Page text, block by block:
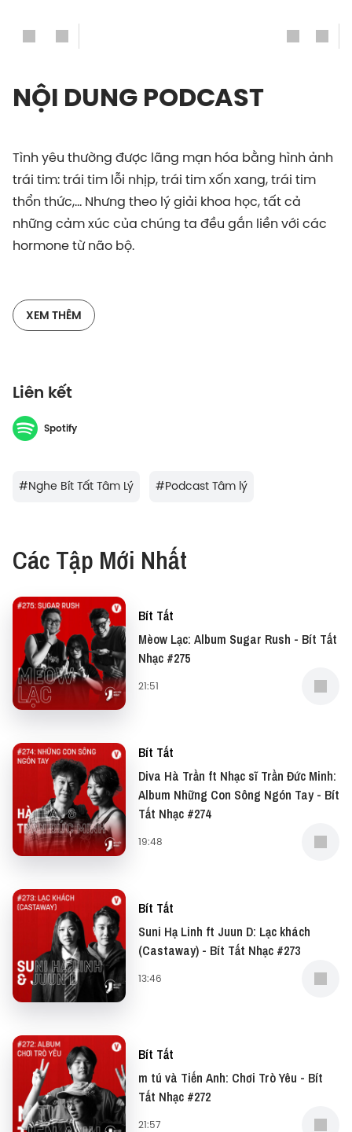
NỘI DUNG PODCAST
Tình yêu thường được lãng mạn hóa bằng hình ảnh
trái tim: trái tim lỗi nhịp, trái tim xốn xang, trái tim
thổn thức,... Nhưng theo lý giải khoa học, tất cả
những cảm xúc của chúng ta đều gắn liền với các
hormone từ não bộ.
Helen Fisher tại Đai học Rutgers, tình yêu được chia
làm 3 giai đoạn: Khao khát, Say đắm và Gắn bó. Mỗi
mục Tâm Lý tại Vietcetera, Trân Lê và Hiền Lê, tìm
hiểu xem não bộ của chúng ta sản xuất ra những
loại hormone nào mà có thể khiến chúng ta “đâu ai
Lý Học.
Hình minh họa bởi Thịnh Trần cho Vietcetera.
XEM THÊM
Liên kết
Spotify
#Nghe Bít Tất Tâm Lý #Podcast Tâm lý
Các Tập Mới Nhất
Bít Tất
Mèow Lạc: Album Sugar Rush - Bít Tất
Nhạc #275
21:51
Bít Tất
Diva Hà Trần ft Nhạc sĩ Trần Đức Minh:
Album Những Con Sông Ngón Tay - Bít
Tất Nhạc #274
19:48
Bít Tất
Suni Hạ Linh ft Juun D: Lạc khách
(Castaway) - Bít Tất Nhạc #273
13:46
Bít Tất
m tú và Tiến Anh: Chơi Trò Yêu - Bít
Tất Nhạc #272
21:57